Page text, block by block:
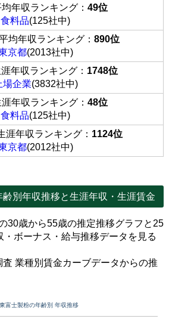
年収ランキング： 49位
食料品(125社中)
均年収ランキング：890位
京都(2013社中)
涯年収ランキング： 1748位
場企業(3832社中)
年収ランキング： 48位
食料品(125社中)
涯年収ランキング： 1124位
京都(2012社中)
齢別年収推移と生涯年収・生涯賃金
30歳から55歳の推定推移グラフと25
・ボーナス・給与推移データを見る
業種別賃金カーブデータからの推
富士製粉の年齢別 年収推移